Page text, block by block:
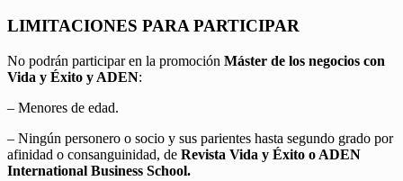
LIMITACIONES PARA PARTICIPAR
No podrán participar en la promoción Máster de los negocios con
Vida y Éxito y ADEN:
– Menores de edad.
– Ningún personero o socio y sus parientes hasta segundo grado por
afinidad o consanguinidad, de Revista Vida y Éxito o ADEN
International Business School.